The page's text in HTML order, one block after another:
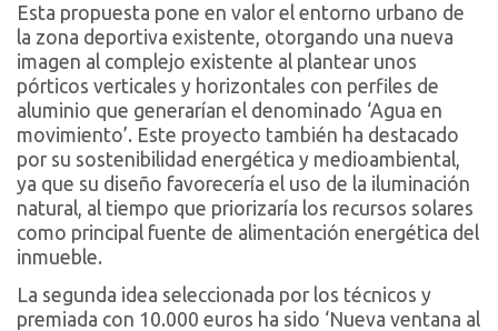
Esta propuesta pone en valor el entorno urbano de
la zona deportiva existente, otorgando una nueva
imagen al complejo existente al plantear unos
pórticos verticales y horizontales con perfiles de
aluminio que generarían el denominado ‘Agua en
movimiento’. Este proyecto también ha destacado
por su sostenibilidad energética y medioambiental,
ya que su diseño favorecería el uso de la iluminación
natural, al tiempo que priorizaría los recursos solares
como principal fuente de alimentación energética del
inmueble.
La segunda idea seleccionada por los técnicos y
premiada con 10.000 euros ha sido ‘Nueva ventana al